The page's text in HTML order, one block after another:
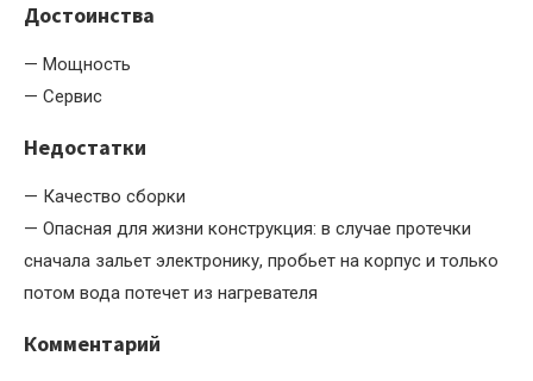
Достоинства
— Мощность
— Сервис
Недостатки
— Качество сборки
— Опасная для жизни конструкция: в случае протечки
сначала зальет электронику, пробьет на корпус и только
потом вода потечет из нагревателя
Комментарий